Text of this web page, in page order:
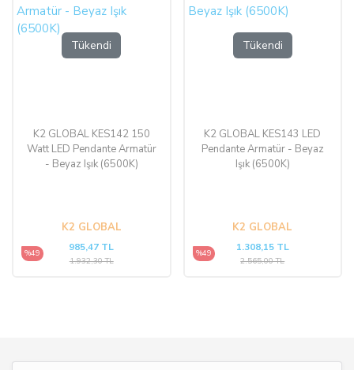
Tükendi
K2 GLOBAL KES142 150
Watt LED Pendante Armatür
- Beyaz Işık (6500K)
K2 GLOBAL
%49 985,47 TL
1.932,30 TL
Tükendi
K2 GLOBAL KES143 LED
Pendante Armatür - Beyaz
Işık (6500K)
K2 GLOBAL
%49 1.308,15 TL
2.565,00 TL